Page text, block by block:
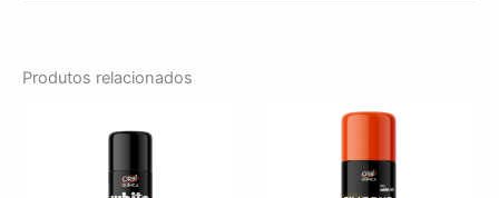
Produtos relacionados